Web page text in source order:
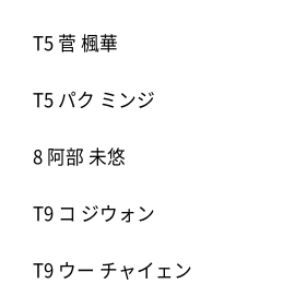
T5 菅 楓華
T5 パク ミンジ
8 阿部 未悠
T9 コ ジウォン
T9 ウー チャイェン